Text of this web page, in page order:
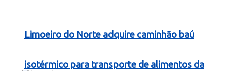
Limoeiro do Norte adquire caminhão baú
isotérmico para transporte de alimentos da